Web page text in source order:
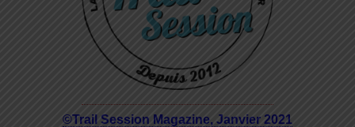
©Trail Session Magazine, Janvier 2021